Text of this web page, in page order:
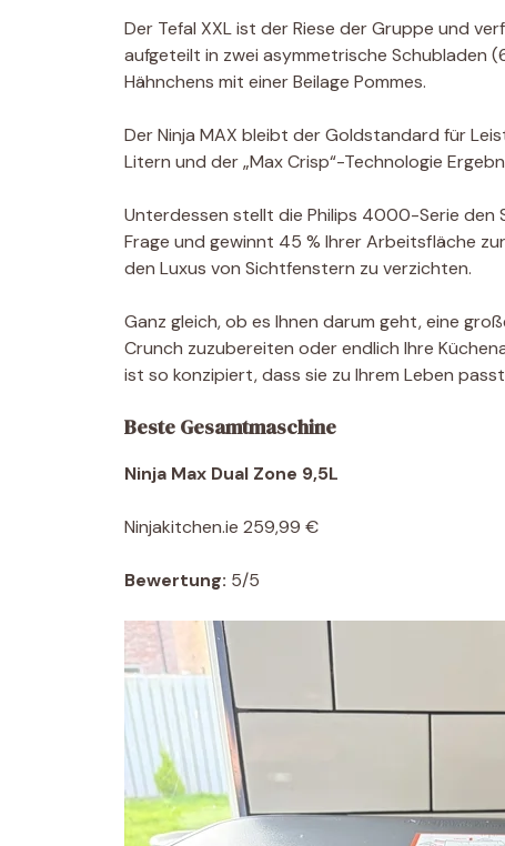
Der Tefal XXL ist der Riese der Gruppe und
aufgeteilt in zwei asymmetrische Schubladen
Hähnchens mit einer Beilage Pommes.
Der Ninja MAX bleibt der Goldstandard für
Litern und der „Max Crisp“-Technologie
Unterdessen stellt die Philips 4000-Serie den
Frage und gewinnt 45 % Ihrer Arbeitsfläche
den Luxus von Sichtfenstern zu verzichten.
Ganz gleich, ob es Ihnen darum geht, eine
Crunch zuzubereiten oder endlich Ihre
ist so konzipiert, dass sie zu Ihrem Leben
Beste Gesamtmaschine
Ninja Max Dual Zone 9,5L
Ninjakitchen.ie 259,99 €
Bewertung: 5/5